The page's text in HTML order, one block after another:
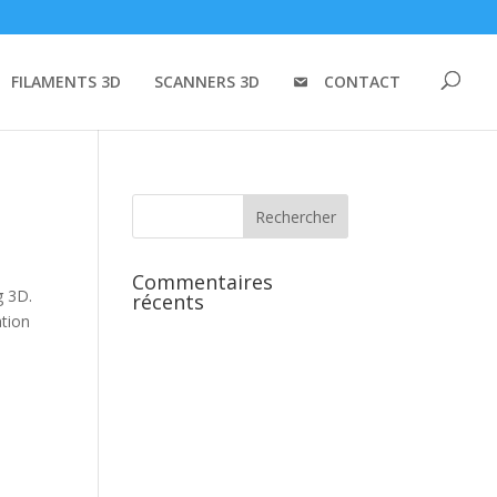
FILAMENTS 3D SCANNERS 3D CONTACT
3D.
Commentaires
récents